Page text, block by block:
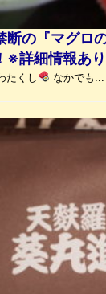
断の『マグロ
※詳細情報あり
たくし なかでも...